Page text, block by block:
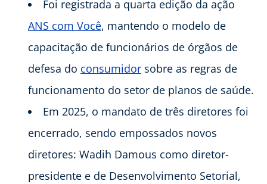
Foi registrada a quarta edição da ação
ANS com Você, mantendo o modelo de
capacitação de funcionários de órgãos de
defesa do consumidor sobre as regras de
funcionamento do setor de planos de saúde.
Em 2025, o mandato de três diretores foi
encerrado, sendo empossados novos
diretores: Wadih Damous como diretor-
presidente e de Desenvolvimento Setorial,